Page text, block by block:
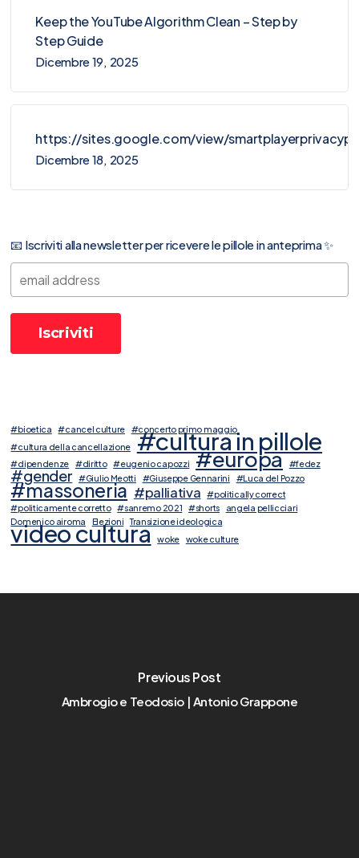
Keep the YouTube Algorithm Clean – Step by
Step Guide
Dicembre 19, 2025
https://sites.google.com/view/
Dicembre 18, 2025
📧 Iscriviti alla newsletter per ricevere le pillole in anteprima ✨
#bioetica #cancel culture
#concerto primo maggio
#cultura della cancellazione #cultura in pillole
#dipendenze #diritto #eugenio capozzi #europa #fedez
#gender #Giulio Meotti #Giuseppe Gennarini #Luca del Pozzo
#massoneria #palliativa
#politically correct
#politicamente corretto #sanremo 2021 #shorts
angela pellicciari
Domenico airoma
Elezioni Transizione ideologica
video cultura woke woke culture
Previous Post
Ambrogio e Teodosio | Antonio Grappone